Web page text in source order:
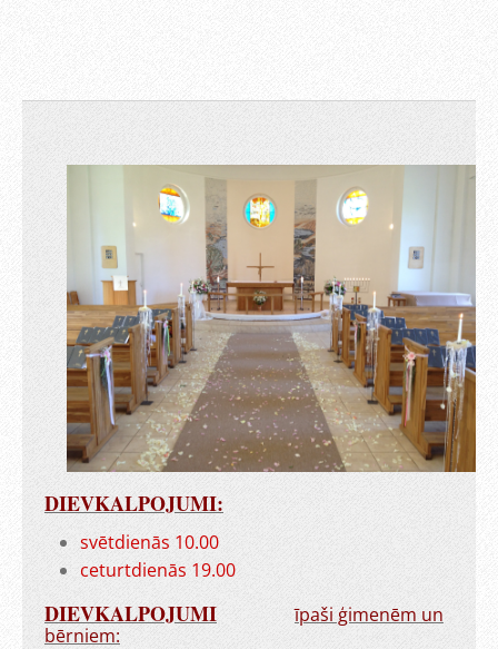
DIEVKALPOJUMI:
svētdienās 10.00
ceturtdienās 19.00
DIEVKALPOJUMI
īpaši ģimenēm un
bērniem: